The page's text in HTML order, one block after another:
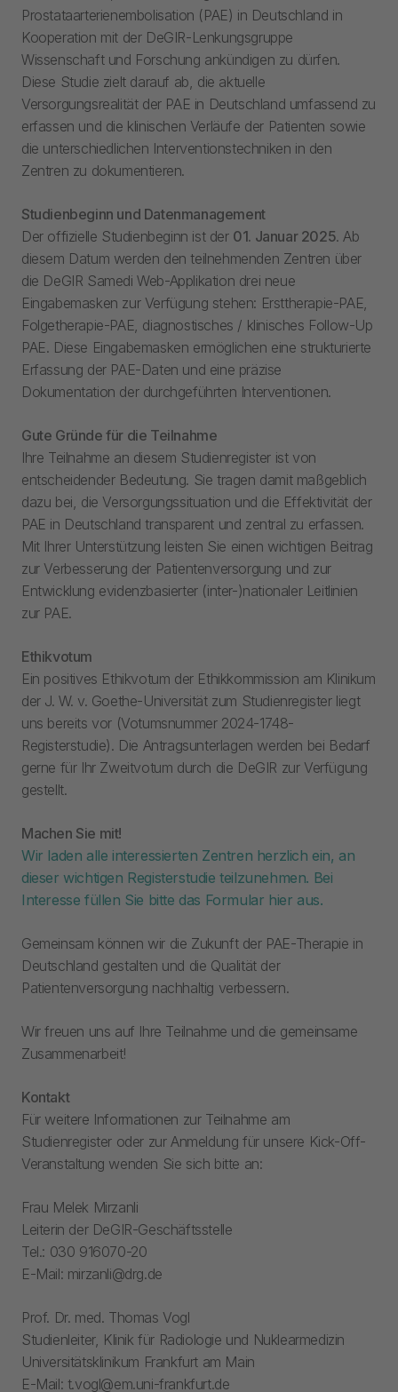
Prostataarterienembolisation (PAE) in Deutschland in
Kooperation mit der DeGIR-Lenkungsgruppe
Wissenschaft und Forschung ankündigen zu dürfen.
Diese Studie zielt darauf ab, die aktuelle
Versorgungsrealität der PAE in Deutschland umfassend zu
erfassen und die klinischen Verläufe der Patienten sowie
die unterschiedlichen Interventionstechniken in den
Zentren zu dokumentieren.
Studienbeginn und Datenmanagement
Der offizielle Studienbeginn ist der 01. Januar 2025. Ab
diesem Datum werden den teilnehmenden Zentren über
die DeGIR Samedi Web-Applikation drei neue
Eingabemasken zur Verfügung stehen: Ersttherapie-PAE,
Folgetherapie-PAE, diagnostisches / klinisches Follow-Up
PAE. Diese Eingabemasken ermöglichen eine strukturierte
Erfassung der PAE-Daten und eine präzise
Dokumentation der durchgeführten Interventionen.
Gute Gründe für die Teilnahme
Ihre Teilnahme an diesem Studienregister ist von
entscheidender Bedeutung. Sie tragen damit maßgeblich
dazu bei, die Versorgungssituation und die Effektivität der
PAE in Deutschland transparent und zentral zu erfassen.
Mit Ihrer Unterstützung leisten Sie einen wichtigen Beitrag
zur Verbesserung der Patientenversorgung und zur
Entwicklung evidenzbasierter (inter-)nationaler Leitlinien
zur PAE.
Ethikvotum
Ein positives Ethikvotum der Ethikkommission am Klinikum
der J. W. v. Goethe-Universität zum Studienregister liegt
uns bereits vor (Votumsnummer 2024-1748-
Registerstudie). Die Antragsunterlagen werden bei Bedarf
gerne für Ihr Zweitvotum durch die DeGIR zur Verfügung
gestellt.
Machen Sie mit!
Wir laden alle interessierten Zentren herzlich ein, an
dieser wichtigen Registerstudie teilzunehmen. Bei
Interesse füllen Sie bitte das Formular hier aus.
Gemeinsam können wir die Zukunft der PAE-Therapie in
Deutschland gestalten und die Qualität der
Patientenversorgung nachhaltig verbessern.
Wir freuen uns auf Ihre Teilnahme und die gemeinsame
Zusammenarbeit!
Kontakt
Für weitere Informationen zur Teilnahme am
Studienregister oder zur Anmeldung für unsere Kick-Off-
Veranstaltung wenden Sie sich bitte an:
Frau Melek Mirzanli
Leiterin der DeGIR-Geschäftsstelle
Tel.: 030 916070-20
E-Mail: mirzanli@drg.de
Prof. Dr. med. Thomas Vogl
Studienleiter, Klinik für Radiologie und Nuklearmedizin
Universitätsklinikum Frankfurt am Main
E-Mail: t.vogl@em.uni-frankfurt.de